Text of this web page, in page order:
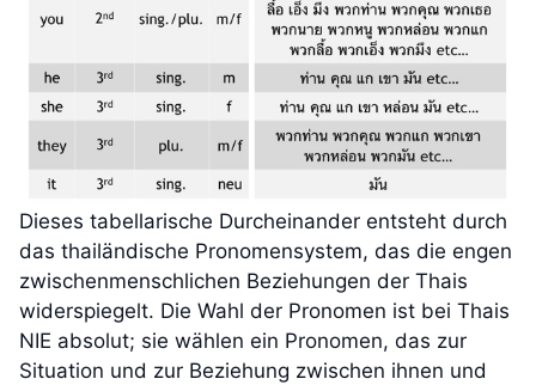
Dieses tabellarische Durcheinander entsteht durch
das thailändische Pronomensystem, das die engen
zwischenmenschlichen Beziehungen der Thais
widerspiegelt. Die Wahl der Pronomen ist bei Thais
NIE absolut; sie wählen ein Pronomen, das zur
Situation und zur Beziehung zwischen ihnen und